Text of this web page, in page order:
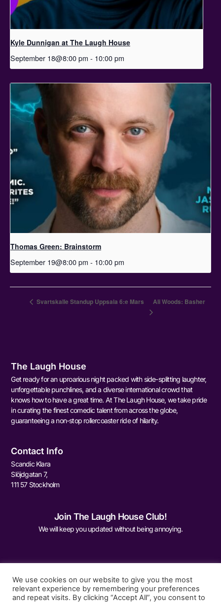
Kyle Dunnigan at The Laugh House
September 18@8:00 pm - 10:00 pm
Thomas Green: Brainstorm
September 19@8:00 pm - 10:00 pm
Svartskalle Standup Uppsala 6:e Mars Ali Woods: Basher
The Laugh House
Get ready for an uproarious night packed with side-splitting laughter,
unforgettable punchlines, and a diverse international crowd that
knows how to have a great time. At The Laugh House, we take pride
in curating the finest comedic talent from across the globe,
guaranteeing a non-stop rollercoaster ride of hilarity.
Contact Info
Scandic Klara
Slöjdgatan 7,
111 57 Stockholm
Join The Laugh House Club!
We will keep you updated without being annoying.
We use cookies on our website to give you the most
relevant experience by remembering your preferences
and repeat visits. By clicking “Accept All”, you consent to